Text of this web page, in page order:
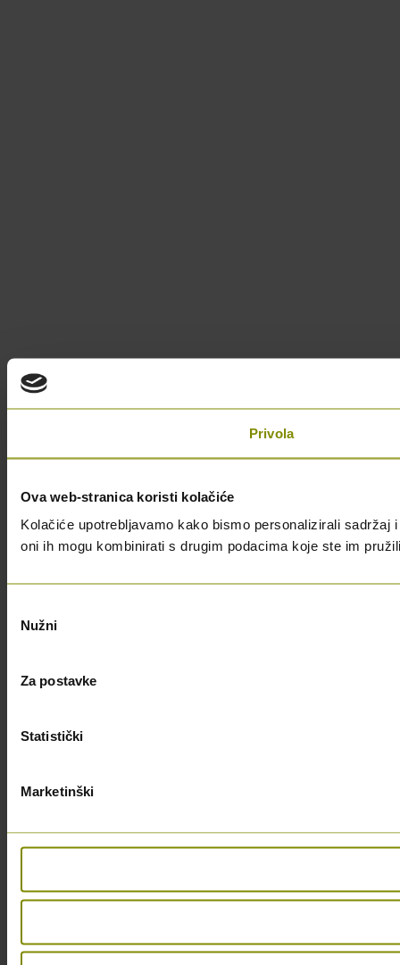
Privola
Ova web-stranica koristi kolačiće
Kolačiće upotrebljavamo kako bismo personalizirali
oni ih mogu kombinirati s drugim podacima koje ste im
pristanka
Nužni
Za postavke
Statistički
Marketinški